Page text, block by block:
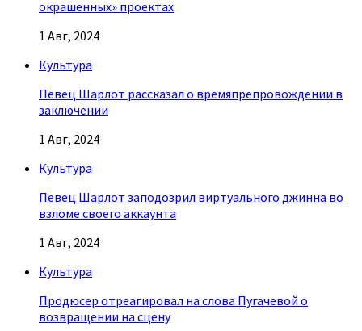
окрашенных» проектах
1 Авг, 2024
Культура
Певец Шарлот рассказал о времяпрепровождении в
заключении
1 Авг, 2024
Культура
Певец Шарлот заподозрил виртуального джинна во
взломе своего аккаунта
1 Авг, 2024
Культура
Продюсер отреагировал на слова Пугачевой о
возвращении на сцену